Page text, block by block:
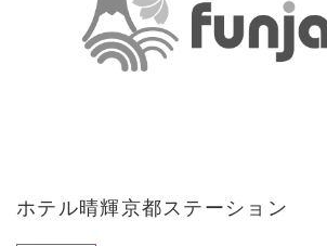
ホテル晴輝京都ステーション